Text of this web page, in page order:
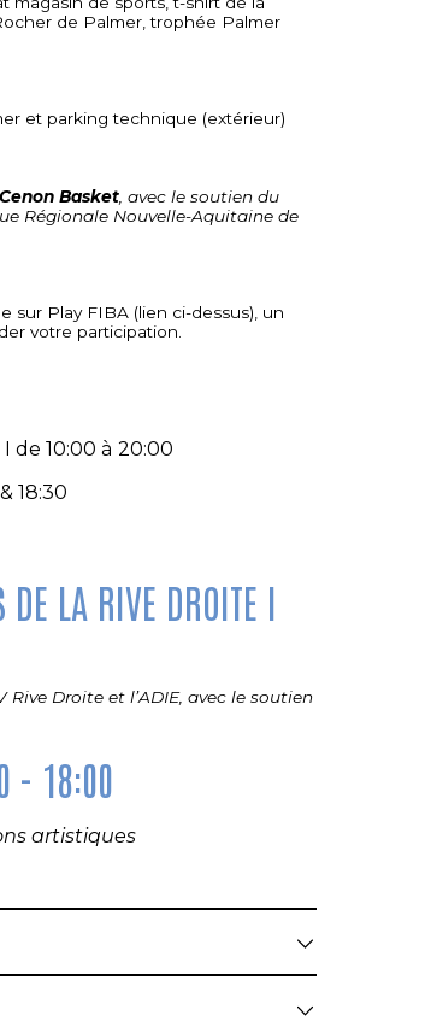
de Palmer, trophée Palmer
et parking technique (extérieur)
Basket , avec le soutien du
Régionale Nouvelle-Aquitaine de
sur Play FIBA (lien ci-dessus), un
votre participation.
I de 10:00 à 20:00
18:30
DE LA RIVE DROITE I
Rive Droite et l’ADIE, avec le soutien
- 18:00
artistiques